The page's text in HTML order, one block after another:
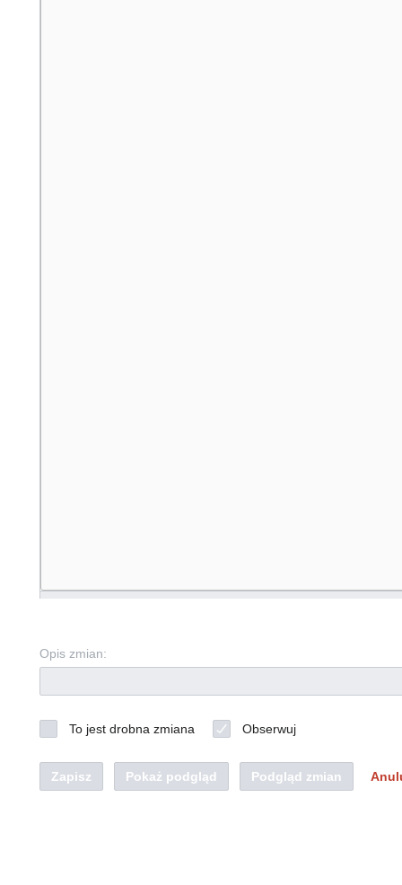
Opis zmian:
To jest drobna zmiana Obserwuj
Zapisz Pokaż podgląd Podgląd zmian